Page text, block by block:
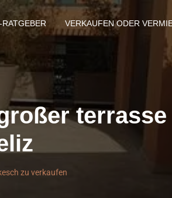
VERKAUFEN ODER
terrasse
zu verkaufen